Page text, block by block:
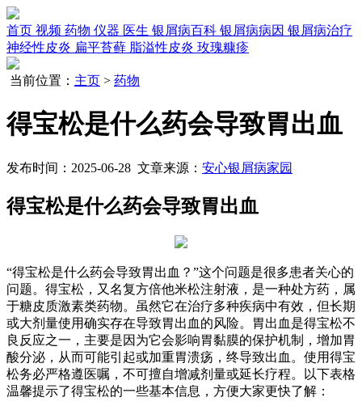
首页 视频 药物 仪器 医生 银屑病百科 银屑病病因 银屑病治疗
神经性皮炎 扁平苔藓 脂溢性皮炎 玫瑰糠疹
当前位置： 主页 > 药物
得宝松是什么药会导致胃出血
发布时间：2025-06-28 文章来源： 安心银屑病家园
得宝松是什么药会导致胃出血
“得宝松是什么药会导致胃出血？”这个问题是很多患者关心的
问题。得宝松，又名复方倍他米松注射液，是一种处方药，属
于糖皮质激素类药物。虽然它在治疗多种疾病中有效，但长期
或大剂量使用确实存在导致胃出血的风险。胃出血是得宝松不
良反应之一，主要是因为它会影响胃黏膜的保护机制，增加胃
酸分泌，从而可能引起或加重胃溃疡，终导致出血。使用得宝
松务必严格遵医嘱，不可擅自增减剂量或延长疗程。以下表格
温馨提示了得宝松的一些基本信息，方便大家更快了解：